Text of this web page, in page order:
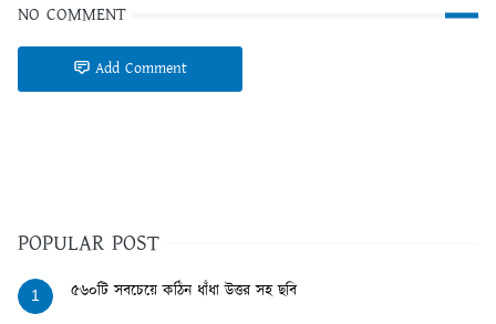
NO COMMENT
Add Comment
POPULAR POST
1 ৫৬০টি সবচেয়ে কঠিন ধাঁধা উত্তর সহ ছবি